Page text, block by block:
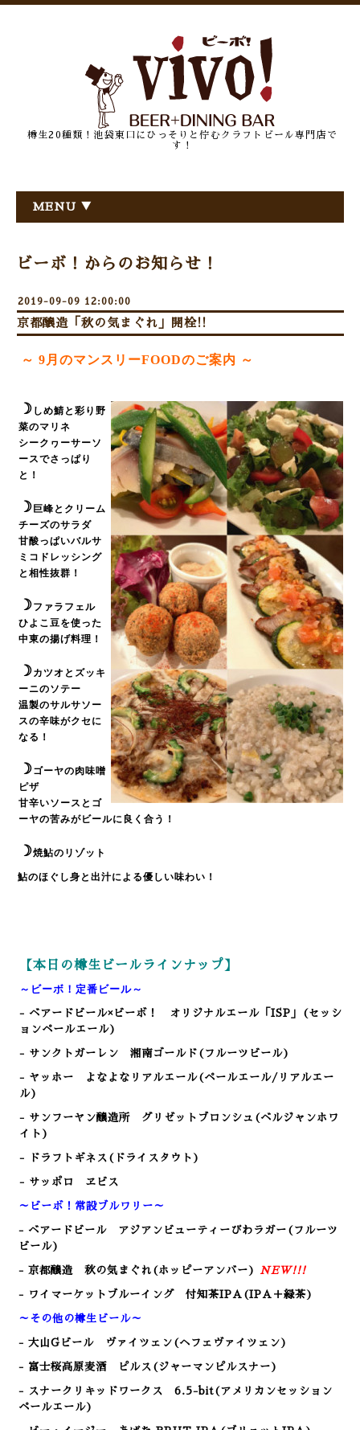
樽生20種類！池袋東口にひっそりと佇むクラフトビール専門店で
す！
MENU ▼
ビーボ！からのお知らせ！
2019-09-09 12:00:00
京都醸造「秋の気まぐれ」開栓!!
～ 9 月のマンスリーFOODのご案内 ～
☽ しめ鯖と彩り野
菜のマリネ
シークヮーサーソ
ースでさっぱり
と！
☽ 巨峰とクリーム
チーズのサラダ
甘酸っぱいバルサ
ミコドレッシング
と相性抜群！
☽ファラフェル
ひよこ豆を使った
中東の揚げ料理！
☽カツオとズッキ
ーニのソテー
温製のサルサソー
スの辛味がクセに
なる！
☽ゴーヤの肉味噌
ピザ
甘辛いソースとゴ
ーヤの苦みがビールに良く合う！
☽焼鮎のリゾット
鮎のほぐし身と出汁による優しい味わい！
【本日の樽生ビールラインナップ】
～ビーボ！定番ビール～
- ベアードビール×ビーボ！ オリジナルエール「ISP」(セッシ
ョンペールエール)
- サンクトガーレン 湘南ゴールド(フルーツビール)
- ヤッホー よなよなリアルエール(ペールエール/リアルエー
ル)
- サンフーヤン醸造所 グリゼットブロンシュ(ベルジャンホワ
イト)
- ドラフトギネス(ドライスタウト)
- サッポロ ヱビス
～ビーボ！常設ブルワリー～
- ベアードビール アジアンビューティーびわラガー(フルーツ
ビール)
- 京都醸造 秋の気まぐれ(ホッピーアンバー) NEW!!!
- ワイマーケットブルーイング 付知茶IPA(IPA＋緑茶)
～その他の樽生ビール～
- 大山Gビール ヴァイツェン(ヘフェヴァイツェン)
- 富士桜高原麦酒 ピルス (ジャーマンピルスナー)
- スナークリキッドワークス 6.5-bit(アメリカンセッション
ペールエール)